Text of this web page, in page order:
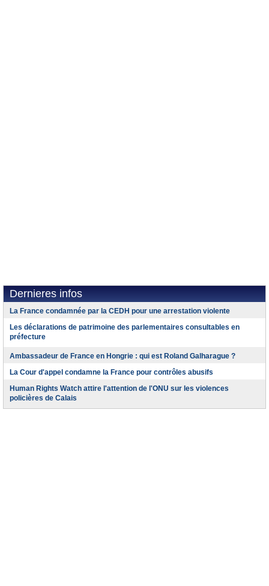
Dernieres infos
La France condamnée par la CEDH pour une arrestation violente
Les déclarations de patrimoine des parlementaires consultables en
préfecture
Ambassadeur de France en Hongrie : qui est Roland Galharague ?
La Cour d'appel condamne la France pour contrôles abusifs
Human Rights Watch attire l'attention de l'ONU sur les violences
policières de Calais